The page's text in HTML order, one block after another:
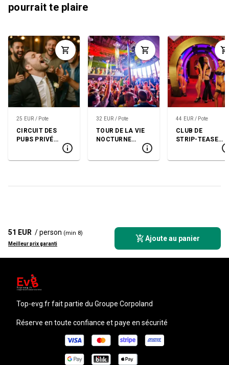
pourrait te plaire
25 EUR / Pote
CIRCUIT DES
PUBS PRIVÉ
32 EUR / Pote
TOUR DE LA VIE
NOCTURNE
44 EUR / Pote
CLUB DE
STRIP-TEASE
51 EUR / person (min 8)
Meilleur prix garanti
Ajoute au panier
top-evg.frfait partie du Groupe Corpoland
Réserve en toute confiance et paye en sécurité